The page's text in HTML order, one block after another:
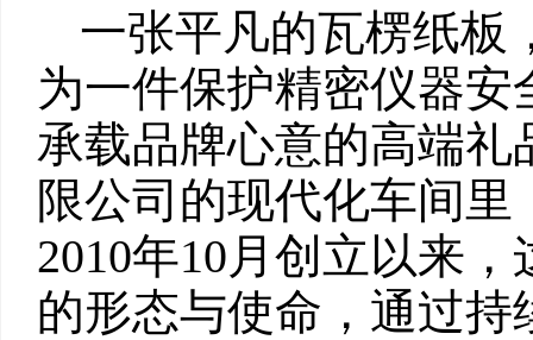
一张平凡的瓦楞纸板
为一件保护精密仪器
承载品牌心意的高端
限公司的现代化车间
2010年10月创立以来
的形态与使命，通过